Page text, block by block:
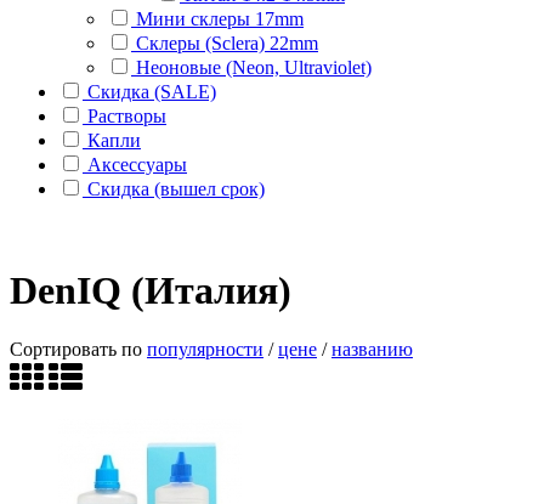
Мини склеры 17mm
Склеры (Sclera) 22mm
Неоновые (Neon, Ultraviolet)
Скидка (SALE)
Растворы
Капли
Аксессуары
Скидка (вышел срок)
DenIQ (Италия)
Сортировать по популярности /цене /названию